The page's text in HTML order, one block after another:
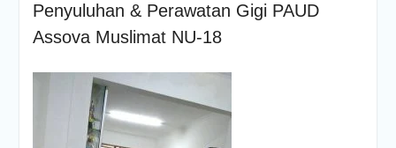
Penyuluhan & Perawatan Gigi PAUD
Assova Muslimat NU-18